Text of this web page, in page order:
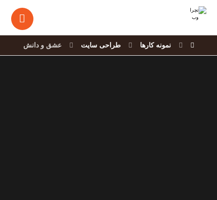
نمونه کارها طراحی سایت عشق و دانش